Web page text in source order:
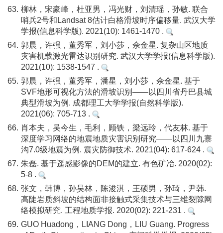
63. 柳林，宋豪峰，杜亚男，冯光财，刘清瑶，孙敏. 联合
哨兵2号和Landsat 8估计白格滑坡时序偏移量. 武汉大学
学报(信息科学版). 2021(10): 1461-1470 .
64. 郭晨，许强，董秀军，刘小莎，佘金星. 复杂山区地质
灾害机载激光雷达识别研究. 武汉大学学报(信息科学版).
2021(10): 1538-1547 .
65. 郭晨，许强，董秀军，潘星，刘小莎，佘金星. 基于
SVF地形可视化方法的滑坡识别——以四川省丹巴县城
典型滑坡为例. 成都理工大学学报(自然科学版).
2021(06): 705-713 .
66. 肖本夫，吴今生，毛利，顾铁，梁远玲，代友林. 基于
深度学习网络的地震地质灾害识别研究——以四川九寨
沟7.0级地震为例. 震灾防御技术. 2021(04): 617-624 .
67. 朱磊. 基于遥感影像的DEM的建立. 有色矿冶. 2020(02):
5-8 .
68. 张文，韩博，孙昊林，陈浚淇，王硕男，孙琦，尹韩.
高陡岩质斜坡的结构面非接触式采集技术与三维裂隙网
络模拟研究. 工程地质学报. 2020(02): 221-231 .
69. GUO Huadong，LIANG Dong，LIU Guang. Progress